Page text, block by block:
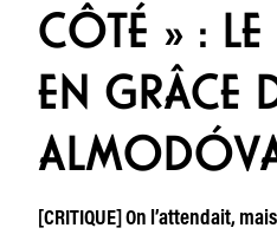
CÔTÉ » : LE
EN GRÂCE
[CRITIQUE] On l’attendait,